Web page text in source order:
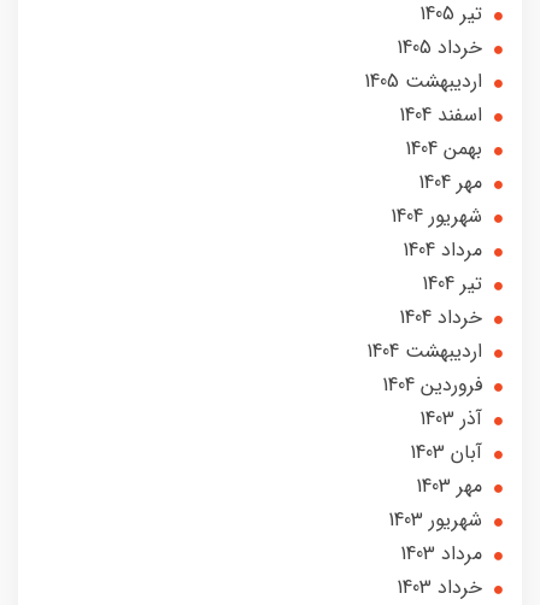
تير 1405
خرداد 1405
ارديبهشت 1405
اسفند 1404
بهمن 1404
مهر 1404
شهریور 1404
مرداد 1404
تير 1404
خرداد 1404
ارديبهشت 1404
فروردین 1404
آذر 1403
آبان 1403
مهر 1403
شهریور 1403
مرداد 1403
خرداد 1403